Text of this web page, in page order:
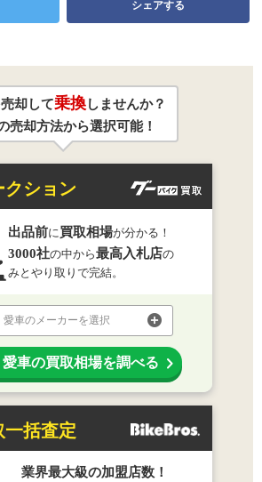
シェアする
却して乗換しませんか？
売却方法から選択可能！
クション
出品前に買取相場が分かる！
3000社の中から最高入札店の
みとやり取りで完結。
愛車のメーカーを選択
愛車の買取相場を調べる
一括査定
業界最大級の加盟店数！